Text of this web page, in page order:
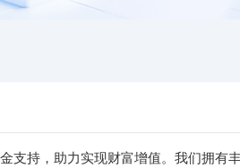
支持，助力实现财富增值。我们拥有